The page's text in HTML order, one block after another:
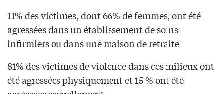
11% des victimes, dont 66% de femmes, ont été
agressées dans un établissement de soins
infirmiers ou dans une maison de retraite
81% des victimes de violence dans ces milieux ont
été agressées physiquement et 15 % ont été